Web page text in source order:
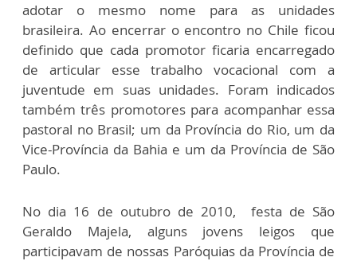
adotar o mesmo nome para as unidades
brasileira. Ao encerrar o encontro no Chile ficou
definido que cada promotor ficaria encarregado
de articular esse trabalho vocacional com a
juventude em suas unidades. Foram indicados
também três promotores para acompanhar essa
pastoral no Brasil; um da Província do Rio, um da
Vice-Província da Bahia e um da Província de São
Paulo.
No dia 16 de outubro de 2010, festa de São
Geraldo Majela, alguns jovens leigos que
participavam de nossas Paróquias da Província de